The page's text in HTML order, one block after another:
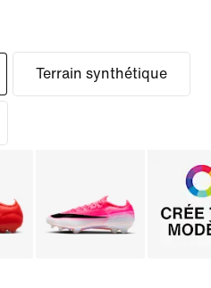
Terrain synthétique